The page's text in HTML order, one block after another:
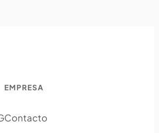
EMPRESA
Contacto